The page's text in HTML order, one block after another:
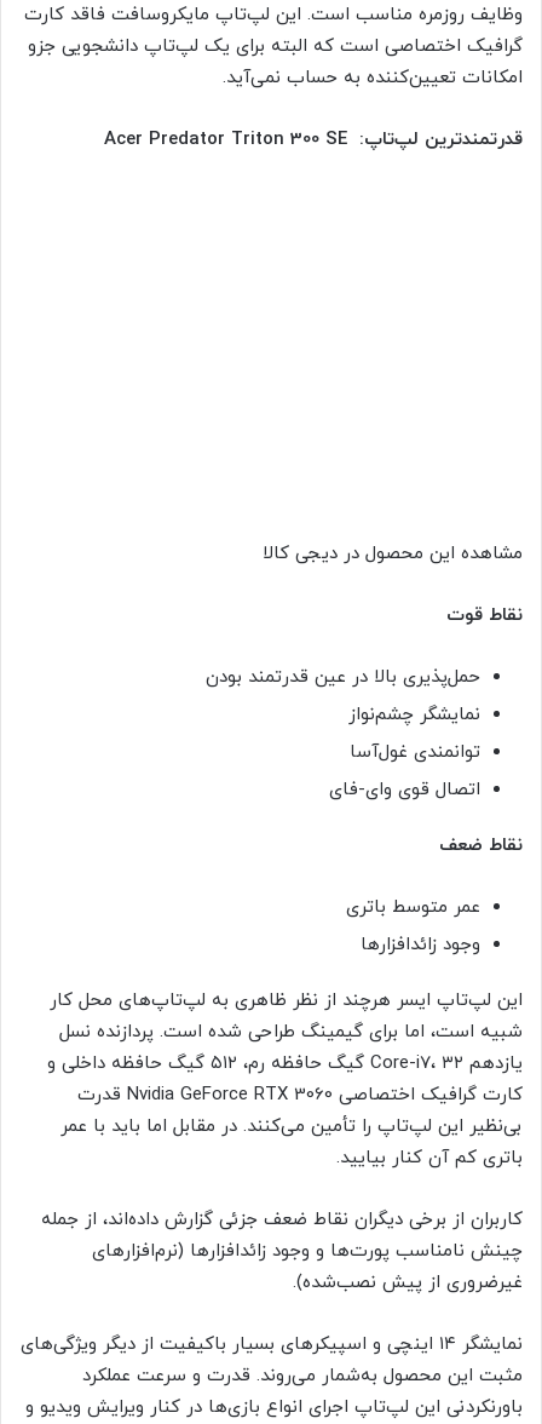
وظایف روزمره مناسب است. این لپ‌تاپ مایکروسافت فاقد کارت
گرافیک اختصاصی است که البته برای یک لپ‌تاپ دانشجویی جزو
امکانات تعیین‌کننده به حساب نمی‌آید.
قدرتمندترین لپ‌تاپ: Acer Predator Triton 300 SE
مشاهده این محصول در دیجی کالا
نقاط قوت
حمل‌پذیری بالا در عین قدرتمند بودن
نمایشگر چشم‌نواز
توانمندی غول‌آسا
اتصال قوی وای-فای
نقاط ضعف
عمر متوسط باتری
وجود زائدافزارها
این لپ‌تاپ ایسر هرچند از نظر ظاهری به لپ‌تاپ‌های محل کار
شبیه است، اما برای گیمینگ طراحی شده است. پردازنده نسل
یازدهم Core-i7، ۳۲ گیگ حافظه رم، ۵۱۲ گیگ حافظه داخلی و
کارت گرافیک اختصاصی Nvidia GeForce RTX 3060 قدرت
بی‌نظیر این لپ‌تاپ را تأمین می‌کنند. در مقابل اما باید با عمر
باتری کم آن کنار بیایید.
کاربران از برخی دیگران نقاط ضعف جزئی گزارش داده‌اند، از جمله
چینش نامناسب پورت‌ها و وجود زائدافزارها (نرم‌افزارهای
غیرضروری از پیش نصب‌شده).
نمایشگر ۱۴ اینچی و اسپیکرهای بسیار باکیفیت از دیگر ویژگی‌های
مثبت این محصول به‌شمار می‌روند. قدرت و سرعت عملکرد
باورنکردنی این لپ‌تاپ اجرای انواع بازی‌ها در کنار ویرایش ویدیو و